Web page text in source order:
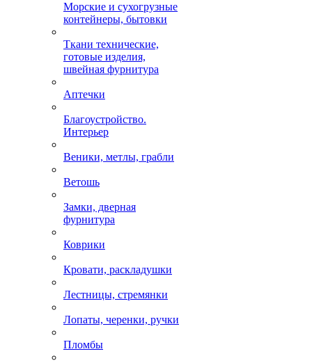
Морские и сухогрузные
контейнеры, бытовки
Ткани технические,
готовые изделия,
швейная фурнитура
Аптечки
Благоустройство.
Интерьер
Веники, метлы, грабли
Ветошь
Замки, дверная
фурнитура
Коврики
Кровати, раскладушки
Лестницы, стремянки
Лопаты, черенки, ручки
Пломбы